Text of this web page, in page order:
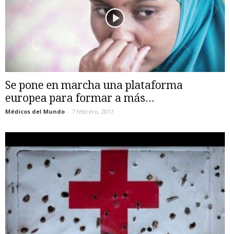
Se pone en marcha una plataforma
europea para formar a más...
Médicos del Mundo - 7 febrero, 2017